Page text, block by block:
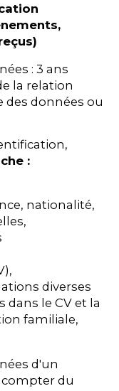
: 3 ans
la relation
des données ou
:
nationalité,
diverses
le CV et la
familiale,
d'un
compter du